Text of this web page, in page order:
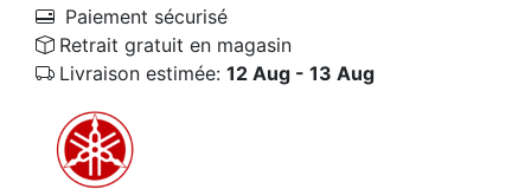
Paiement sécurisé
Retrait gratuit en magasin
Livraison estimée: 12 Aug - 13 Aug